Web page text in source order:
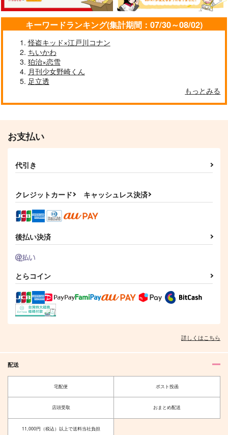
サンプル
作品詳細
サンプル
作品詳細
サンプル
作品詳細
ムーンジェリーにさそ
われて
472円（税込）
カドック×アナスタシア
作品詳細
ス Fate/Grand Order
3,300円（税込）
ィ
作品詳細
キーワードランキング(集計期間：07/30～08/02)
怪盗キッド×江戸川コナン
ちいかわ
狛治×恋雪
月刊少女野崎くん
足立透
もっとみる
お支払い
代引き
クレジットカード キャッシュレス決済
後払い決済
とらコイン
詳しくはこちら
配送
宅配便 ポスト投函
店頭受取 おまとめ配送
11,000円（税込）以上で送料当社負担